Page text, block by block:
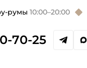
румы 10:00–20:00
70-25